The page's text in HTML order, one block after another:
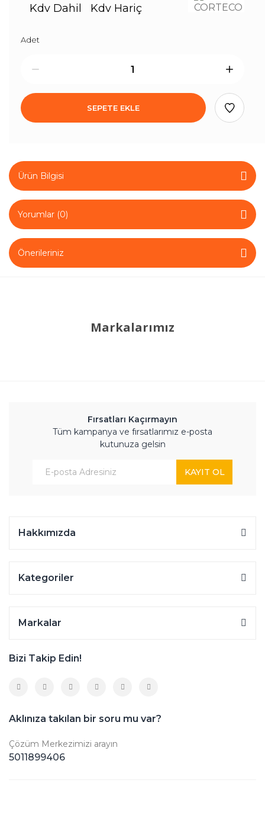
Kdv Dahil
Kdv Hariç
Adet
SEPETE EKLE
Ürün Bilgisi
Yorumlar (0)
Önerileriniz
Markalarımız
Fırsatları Kaçırmayın
Tüm kampanya ve fırsatlarımız e-posta
kutunuza gelsin
KAYIT OL
Hakkımızda
Kategoriler
Markalar
Bizi Takip Edin!
Aklınıza takılan bir soru mu var?
Çözüm Merkezimizi arayın
5011899406